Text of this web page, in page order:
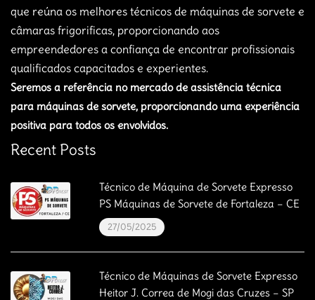
que reúna os melhores técnicos de máquinas de sorvete e
câmaras frigorificas, proporcionando aos
empreendedores a confiança de encontrar profissionais
qualificados capacitados e experientes.
Seremos a referência no mercado de assistência técnica
para máquinas de sorvete, proporcionando uma experiência
positiva para todos os envolvidos.
Recent Posts
Técnico de Máquina de Sorvete Expresso
PS Máquinas de Sorvete de Fortaleza – CE
27/05/2025
Técnico de Máquinas de Sorvete Expresso
Heitor J. Correa de Mogi das Cruzes – SP